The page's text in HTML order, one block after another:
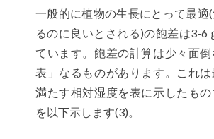
一般的に植物の生長にとって最適
るのに良いとされる)の飽差は3-6
ています。飽差の計算は少々面
表」なるものがあります。これ
満たす相対湿度を表に示したも
を以下示します(3)。